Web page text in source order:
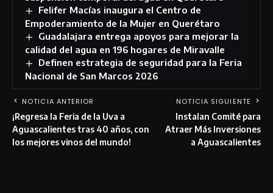
Felifer Macías inaugura el Centro de
Empoderamiento de la Mujer en Querétaro
Guadalajara entrega apoyos para mejorar la
calidad del agua en 196 hogares de Miravalle
Definen estrategia de seguridad para la Feria
Nacional de San Marcos 2026
NOTICIA ANTERIOR
¡Regresa la Feria de la Uva a
Aguascalientes tras 40 años, con
los mejores vinos del mundo!
NOTICIA SIGUIENTE
Instalan Comité para
Atraer Más Inversiones
a Aguascalientes